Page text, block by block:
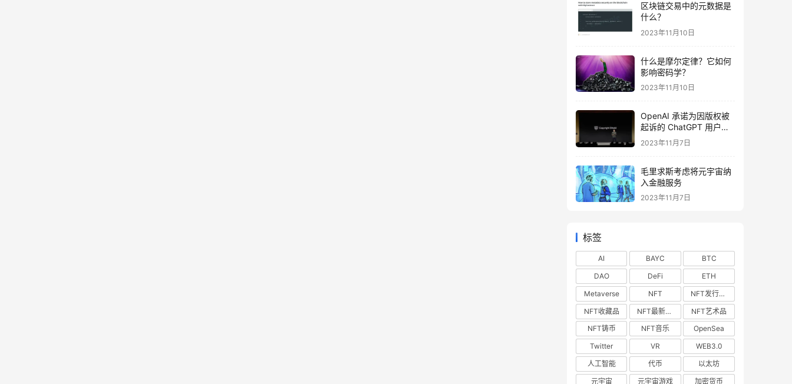
区块链交易中的元数据是
什么？
2023年11月10日
什么是摩尔定律？它如何
影响密码学？
2023年11月10日
OpenAI 承诺为因版权被
起诉的 ChatGPT 用户提
供法律费用
2023年11月7日
毛里求斯考虑将元宇宙纳
入金融服务
2023年11月7日
标签
AI BAYC
BTC
DAO
DeFi
ETH
Metaverse
NFT
NFT发行预告
NFT收藏品
NFT最新空投
NFT艺术品
NFT铸币
NFT音乐
OpenSea
Twitter
VR
WEB3.0
人工智能
代币
以太坊
元宇宙
元宇宙游戏 加密货币